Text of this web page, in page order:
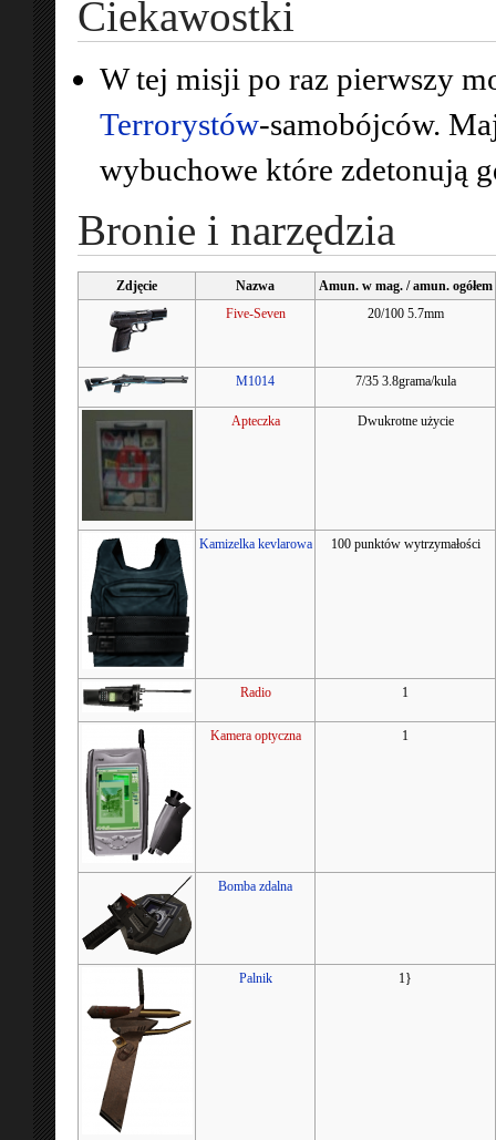
Ciekawostki
W tej misji po raz pierwszy
Terrorystów-samobójców.
wybuchowe które zdetonują
Bronie i narzędzia
Zdjęcie Nazwa
Amun. w mag. / amun. ogółem
Five-Seven
20/100 5.7mm
M1014 7/35 3.8grama/kula
Apteczka Dwukrotne użycie
Kamizelka kevlarowa 100 punktów wytrzymałości
Radio 1
Kamera optyczna 1
Bomba zdalna
Palnik 1}